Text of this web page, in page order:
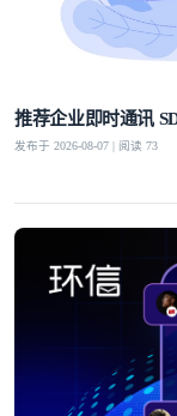
推荐企业即时通讯
发布于 2026-08-07 | 阅读 73